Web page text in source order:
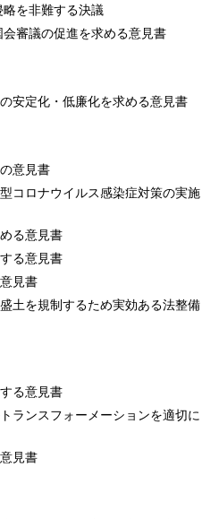
を非難する決議
審議の促進を求める意見書
安定化・低廉化を求める意見書
意見書
コロナウイルス感染症対策の実施
る意見書
る意見書
見書
土を規制するため実効ある法整備
る意見書
ランスフォーメーションを適切に
見書